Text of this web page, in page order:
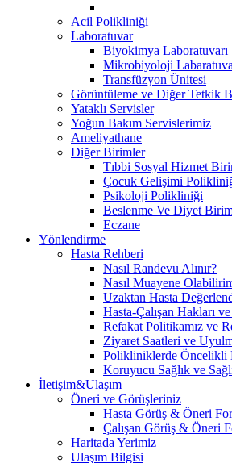
Acil Polikliniği
Laboratuvar
Biyokimya Laboratuvarı
Mikrobiyoloji
Transfüzyon Ünitesi
Görüntüleme ve Diğer Tetkik
Yataklı Servisler
Yoğun Bakım Servislerimiz
Ameliyathane
Diğer Birimler
Tıbbi Sosyal Hizmet
Çocuk Gelişimi
Psikoloji Polikliniği
Beslenme Ve Diyet
Eczane
Yönlendirme
Hasta Rehberi
Nasıl Randevu Alınır?
Nasıl Muayene
Uzaktan Hasta
Hasta-Çalışan Hakları
Refakat Politikamız ve
Ziyaret Saatleri ve
Polikliniklerde Öncelikli
Koruyucu Sağlık ve
İletişim&Ulaşım
Öneri ve Görüşleriniz
Hasta Görüş & Öneri
Çalışan Görüş & Öneri
Haritada Yerimiz
Ulaşım Bilgisi